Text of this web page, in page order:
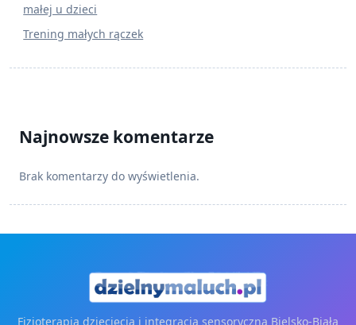
małej u dzieci
Trening małych rączek
Najnowsze komentarze
Brak komentarzy do wyświetlenia.
Fizjoterapia dziecięcia i integracja sensoryczna Bielsko-Biała